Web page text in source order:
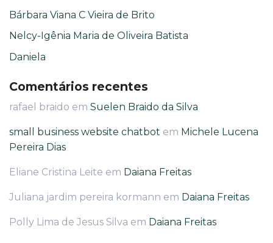
Bárbara Viana C Vieira de Brito
Nelcy-Igênia Maria de Oliveira Batista
Daniela
Comentários recentes
rafael braido em Suelen Braido da Silva
small business website chatbot em Michele Lucena
Pereira Dias
Eliane Cristina Leite em Daiana Freitas
Juliana jardim pereira kormann em Daiana Freitas
Polly Lima de Jesus Silva em Daiana Freitas